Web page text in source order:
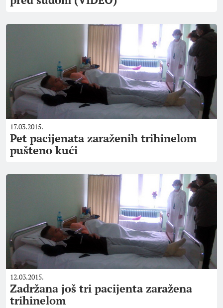
17.03.2015.
Pet pacijenata zaraženih trihinelom
pušteno kući
12.03.2015.
Zadržana još tri pacijenta zaražena
trihinelom